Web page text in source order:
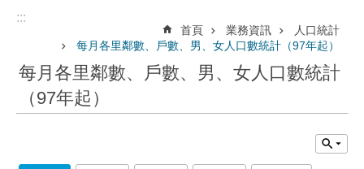
:::
首頁 業務資訊
人口統計
每月各里鄰數、戶數、男、女人口數統計（97年起）
每月各里鄰數、戶數、男、女人口數統計
（97年起）